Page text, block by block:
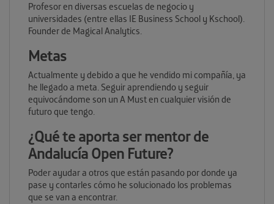
Profesor en diversas escuelas de negocio y
universidades (entre ellas IE Business School y Kschool).
Founder de Magical Analytics.
Metas
Actualmente y debido a que he vendido mi compañía, ya
he llegado a meta. Seguir aprendiendo y seguir
equivocándome son un A Must en cualquier visión de
futuro que tengo.
¿Qué te aporta ser mentor de
Andalucía Open Future?
Poder ayudar a otros que están pasando por donde ya
pase y contarles cómo he solucionado los problemas
que se van a encontrar.